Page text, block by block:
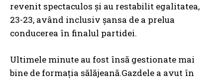
revenit spectaculos și au restabilit egalitatea,
23-23, având inclusiv șansa de a prelua
conducerea în finalul partidei.
Ultimele minute au fost însă gestionate mai
bine de formația sălăjeană.Gazdele a avut în